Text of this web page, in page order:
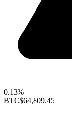
0.13%
BTC$64,809.45